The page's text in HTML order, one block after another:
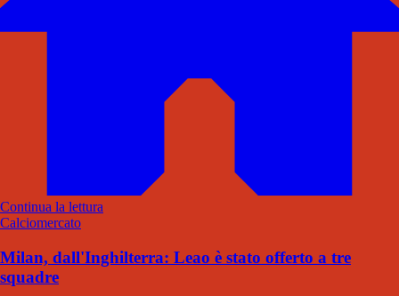
Continua la lettura
Calciomercato
Milan, dall'Inghilterra: Leao è stato offerto a tre
squadre